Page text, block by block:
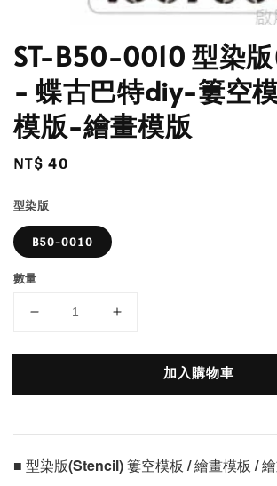
ST-B50-0010 型染
- 蝶古巴特diy-簍空
模版-繪畫模版
Regular
NT$ 40
型染版
B50-0010
數量
加入購物車
■ 型染版(Stencil) 簍空模板 / 繪畫模板 /